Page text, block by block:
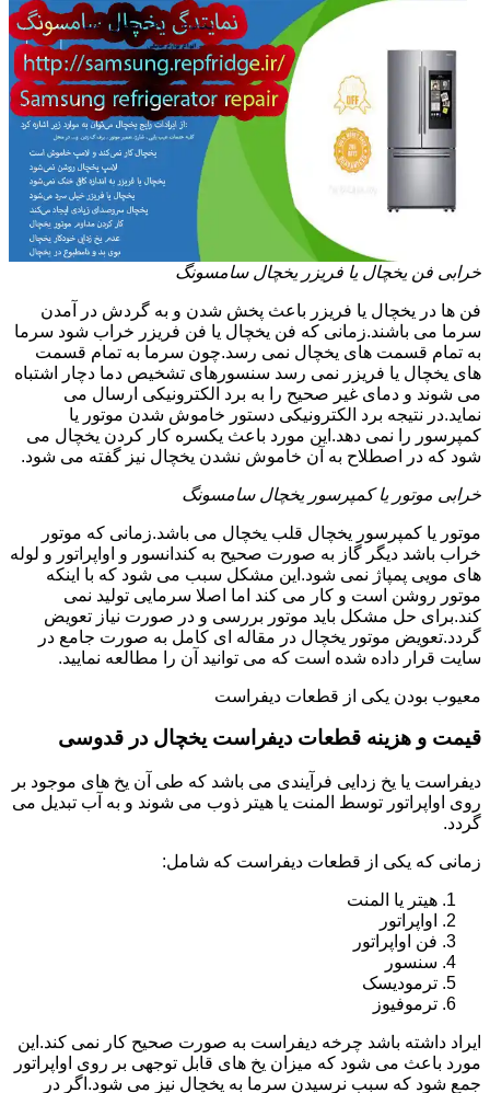
خرابی فن یخچال یا فریزر یخچال سامسونگ
فن ها در یخچال یا فریزر باعث پخش شدن و به گردش در آمدن
سرما می باشند.زمانی که فن یخچال یا فن فریزر خراب شود سرما
به تمام قسمت های یخچال نمی رسد.چون سرما به تمام قسمت
های یخچال یا فریزر نمی رسد سنسورهای تشخیص دما دچار اشتباه
می شوند و دمای غیر صحیح را به برد الکترونیکی ارسال می
نماید.در نتیجه برد الکترونیکی دستور خاموش شدن موتور یا
کمپرسور را نمی دهد.این مورد باعث یکسره کار کردن یخچال می
شود که در اصطلاح به آن خاموش نشدن یخچال نیز گفته می شود.
خرابی موتور یا کمپرسور یخچال سامسونگ
موتور یا کمپرسور یخچال قلب یخچال می باشد.زمانی که موتور
خراب باشد دیگر گاز به صورت صحیح به کندانسور و اواپراتور و لوله
های مویی پمپاژ نمی شود.این مشکل سبب می شود که با اینکه
موتور روشن است و کار می کند اما اصلا سرمایی تولید نمی
کند.برای حل مشکل باید موتور بررسی و در صورت نیاز تعویض
گردد.تعویض موتور یخچال در مقاله ای کامل به صورت جامع در
سایت قرار داده شده است که می توانید آن را مطالعه نمایید.
معیوب بودن یکی از قطعات دیفراست
قیمت و هزینه قطعات دیفراست یخچال در قدوسی
دیفراست یا یخ زدایی فرآیندی می باشد که طی آن یخ های موجود بر
روی اواپراتور توسط المنت یا هیتر ذوب می شوند و به آب تبدیل می
گردد.
زمانی که یکی از قطعات دیفراست که شامل:
هیتر یا المنت
اواپراتور
فن اواپراتور
سنسور
ترمودیسک
ترموفیوز
ایراد داشته باشد چرخه دیفراست به صورت صحیح کار نمی کند.این
مورد باعث می شود که میزان یخ های قابل توجهی بر روی اواپراتور
جمع شود که سبب نرسیدن سرما به یخچال نیز می شود.اگر در